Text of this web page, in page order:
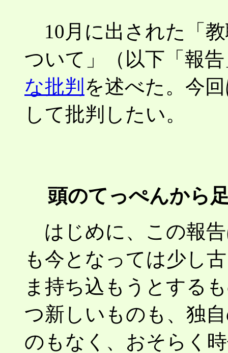
10月に出された「
ついて」（以下「報
な批判 を述べた。今
して批判したい。
頭のてっぺんから
はじめに、この報
も今となっては少し
ま持ち込もうとする
つ新しいものも、独
のもなく、おそらく